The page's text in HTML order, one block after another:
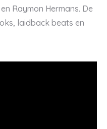
Raymon Hermans. De
laidback beats en